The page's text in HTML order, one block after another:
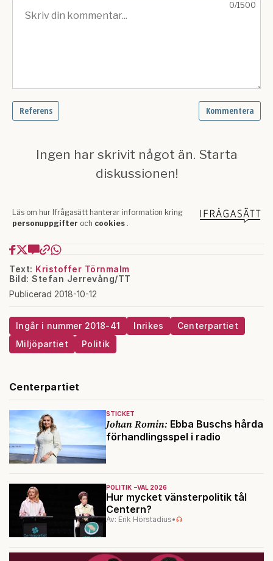
Text: Kristoffer Törnmalm
Bild: Stefan Jerrevång/TT
Publicerad 2018-10-12
Ingår i nummer 2018-41 Inrikes
Centerpartiet
Miljöpartiet
Politik
Centerpartiet
STICKET
Johan Romin: Ebba Buschs hårda
förhandlingsspel i radio
POLITIK VAL 2026
Hur mycket vänsterpolitik tål
Centern?
Av: Erik Hörstadius•